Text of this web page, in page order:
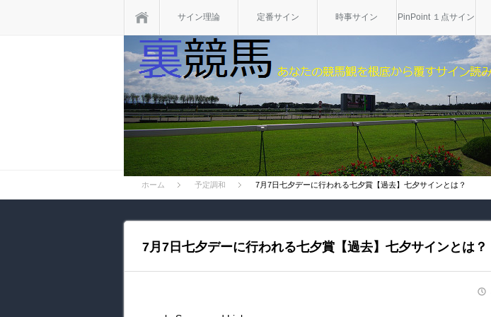
サイン理論 定番サイン 時事サイン PinPoint １点サイン
ホーム 予定調和 7月7日七夕デーに行われる七夕賞【過去】七夕サインとは？
7月7日七夕デーに行われる七夕賞【過去】七夕サインとは？